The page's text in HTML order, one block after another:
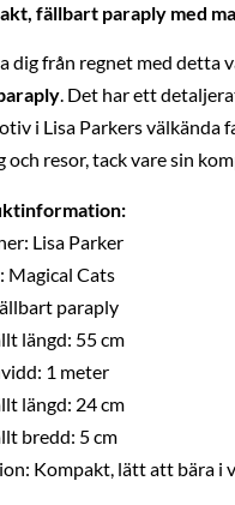
fällbart paraply med
dig från regnet med detta
. Det har ett
i Lisa Parkers välkända
och resor, tack vare sin
Lisa Parker
Magical Cats
paraply
längd: 55 cm
1 meter
längd: 24 cm
bredd: 5 cm
Kompakt, lätt att bära i